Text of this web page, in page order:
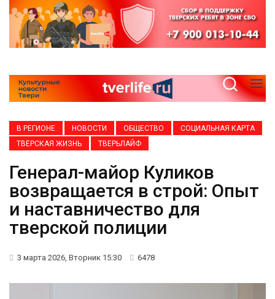
В РЕГИОНЕ НОВОСТИ ОБЩЕСТВО
СОЦИАЛЬНАЯ КАРТА
ТВЕРСКАЯ ЖИЗНЬ
ТВЕРЬЛАЙФ
Генерал-майор Куликов
возвращается в строй: Опыт
и наставничество для
тверской полиции
3 марта 2026, Вторник 15:30 6478